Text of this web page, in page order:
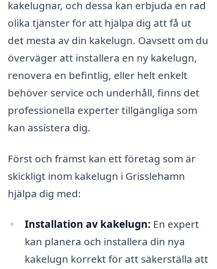
kakelugnar, och dessa kan erbjuda en rad
olika tjänster för att hjälpa dig att få ut
det mesta av din kakelugn. Oavsett om du
överväger att installera en ny kakelugn,
renovera en befintlig, eller helt enkelt
behöver service och underhåll, finns det
professionella experter tillgängliga som
kan assistera dig.
Först och främst kan ett företag som är
skickligt inom kakelugn i Grisslehamn
hjälpa dig med:
Installation av kakelugn: En expert
kan planera och installera din nya
kakelugn korrekt för att säkerställa att